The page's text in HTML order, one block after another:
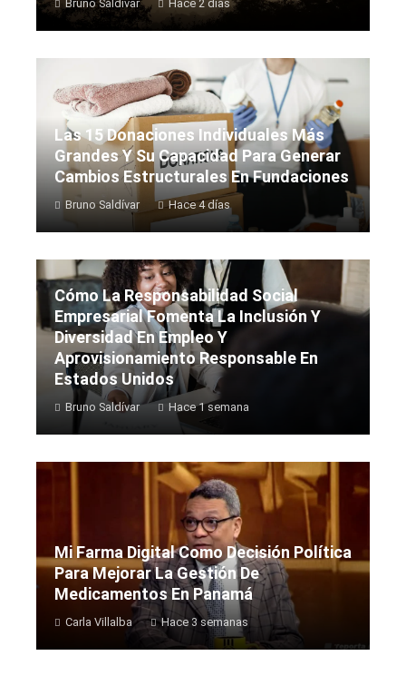
Bruno Saldívar Hace 2 días
Las 15 Donaciones Individuales Más
Grandes Y Su Capacidad Para Generar
Cambios Estructurales En Fundaciones
Bruno Saldívar Hace 4 días
Cómo La Responsabilidad Social
Empresarial Fomenta La Inclusión Y
Diversidad En Empleo Y
Aprovisionamiento Responsable En
Estados Unidos
Bruno Saldívar Hace 1 semana
Mi Farma Digital Como Decisión Política
Para Mejorar La Gestión De
Medicamentos En Panamá
Carla Villalba Hace 3 semanas